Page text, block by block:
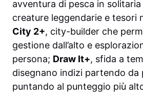
avventura di pesca in
creature leggendarie e tesori
City 2+, city-builder che
gestione dall’alto e
persona; Draw It+, sfida a
disegnano indizi partendo da
puntando al punteggio più